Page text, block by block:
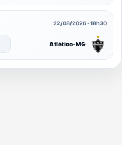
22/08/2026 · 18h30
Atlético-MG